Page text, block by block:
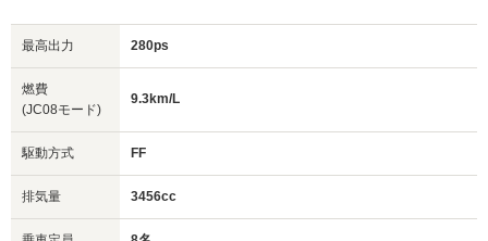
最高出力 280ps
燃費
(JC08モード)
9.3km/L
駆動方式 FF
排気量 3456cc